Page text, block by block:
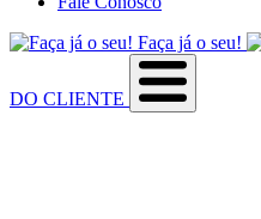
Faça já o seu!
DO CLIENTE